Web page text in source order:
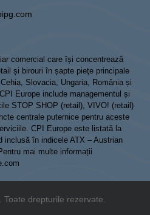
comercial care își concentrează
și birouri în șapte pieţe principale
Slovacia, Ungaria, România și
Europe include managementul și
STOP SHOP (retail), VIVO! (retail)
centrale puternice pentru aceste
CPI Europe este listată la
inclusă în indicele ATX – Austrian
mai multe informații
. Toate drepturile rezervate.